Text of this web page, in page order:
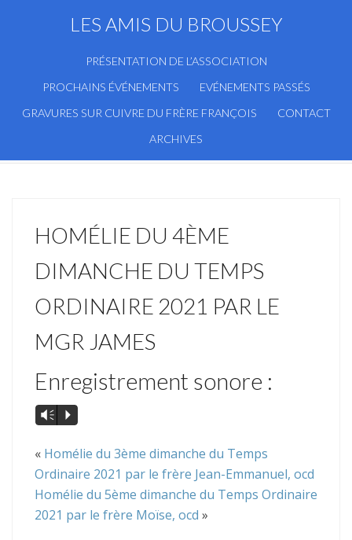
LES AMIS DU BROUSSEY
PRÉSENTATION DE L’ASSOCIATION
PROCHAINS ÉVÉNEMENTS
EVÉNEMENTS PASSÉS
GRAVURES SUR CUIVRE DU FRÈRE FRANÇOIS
CONTACT
ARCHIVES
HOMÉLIE DU 4ÈME
DIMANCHE DU TEMPS
ORDINAIRE 2021 PAR LE
MGR JAMES
Enregistrement sonore :
Vm P
« Homélie du 3ème dimanche du Temps
Ordinaire 2021 par le frère Jean-Emmanuel, ocd
Homélie du 5ème dimanche du Temps Ordinaire
2021 par le frère Moïse, ocd »